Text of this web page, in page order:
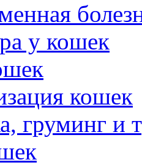
у кошек
кошек
груминг и